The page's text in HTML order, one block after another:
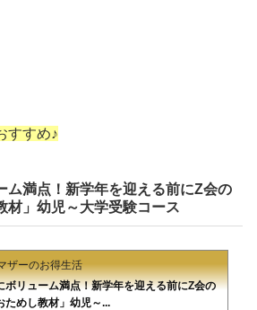
すすめ♪
ム満点！新学年を迎える前にZ会の
材」幼児～大学受験コース
ザーのお得生活
ボリューム満点！新学年を迎える前にZ会の
ためし教材」幼児～...